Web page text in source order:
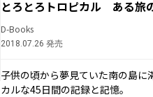
とろとろトロピカル ある
D-Books
2018.07.26 発売
子供の頃から夢見ていた南の島
カルな45日間の記録と記憶。